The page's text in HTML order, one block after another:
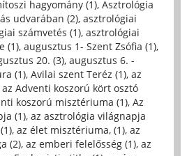
hagyomány (1), Asztrológia
udvarában (2), asztrológiai
számvetés (1), asztrológiai
(1), augusztus 1- Szent Zsófia (1),
20. (3), augusztus 6. -
(1), Avilai szent Teréz (1), az
az Adventi koszorú kört osztó
koszorú misztériuma (1), Az
(1), az asztrológia világnapja
, az élet misztériuma, (1), az
(2), az emberi felelősség (1), az